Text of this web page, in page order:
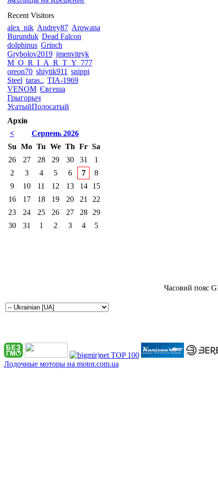
Recent Visitors
alex_nik Andrey87 Arowana
Burunduk Dead Falcon
dolphinus Grinch
Grybolov2019 jmenvitryk
M_O_R_I_A_R_T_Y_777
oreon70 shiytik911 snippi
Steel taras.. TIA-1969
VENOM Євгеша
Грыгорыч
УсатыйПолосатый
Архів
<
Серпень 2026
Su Mo Tu We Th Fr Sa
26
27 28 29 30 31
1
2
3 4 5 6 7
8
9
10 11 12 13 14
15
16
17 18 19 20 21
22
23
24 25 26 27 28
29
30
31 1 2 3 4 5
Часовий пояс
Лодочные моторы на motor.com.ua